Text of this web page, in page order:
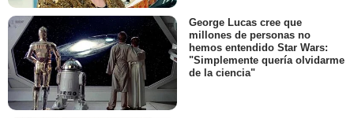
George Lucas cree que
millones de personas no
hemos entendido Star Wars:
"Simplemente quería olvidarme
de la ciencia"